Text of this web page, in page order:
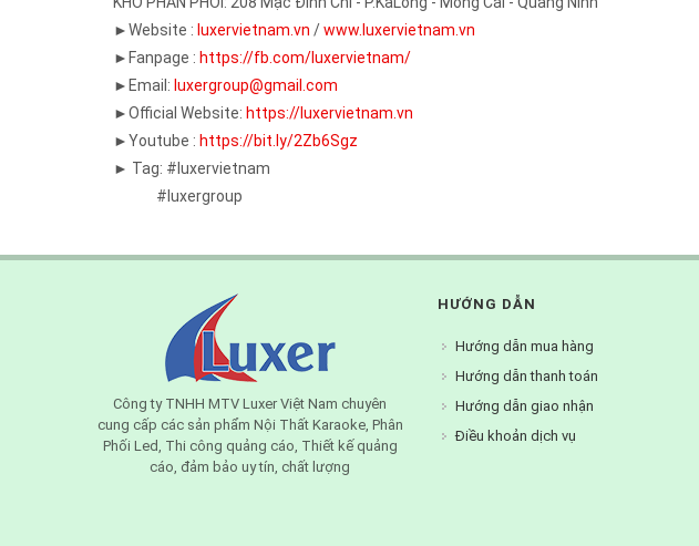
►Website : luxervietnam.vn /www.luxervietnam.vn
►Fanpage : https://fb.com/luxervietnam/
►Email: luxergroup@gmail.com
►Official Website: https://luxervietnam.vn
►Youtube : https://bit.ly/2Zb6Sgz
► Tag: #luxervietnam
#luxergroup
Công ty TNHH MTV Luxer Việt Nam chuyên
cung cấp các sản phẩm Nội Thất Karaoke, Phân
Phối Led, Thi công quảng cáo, Thiết kế quảng
cáo, đảm bảo uy tín, chất lượng
HƯỚNG DẪN
Hướng dẫn mua hàng
Hướng dẫn thanh toán
Hướng dẫn giao nhận
Điều khoản dịch vụ